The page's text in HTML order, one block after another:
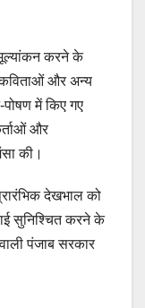
करने के
और अन्य
पोषण में किए गए
और
की।
देखभाल को
सुनिश्चित करने के
पंजाब सरकार